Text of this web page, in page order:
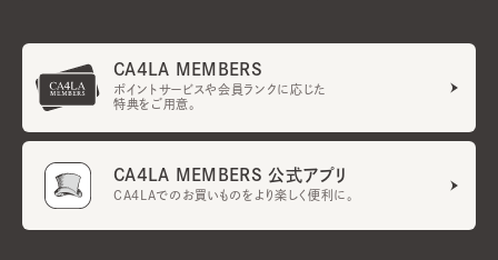
CA4LA MEMBERS
ポイントサービスや会員ランクに応じた
特典をご用意。
CA4LA MEMBERS 公式アプリ
CA4LAでのお買いものをより楽しく便利に。